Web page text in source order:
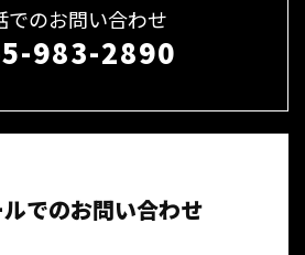
でのお問い合わせ
983-2890
でのお問い合わせ